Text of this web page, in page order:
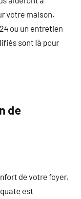
votre maison.
ou un entretien
sont là pour
de
de votre foyer,
est